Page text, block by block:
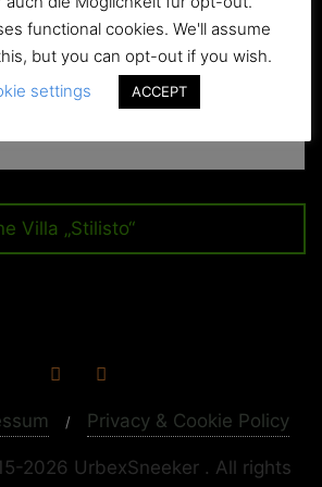
Villa „Stilisto“
Privacy & Cookie Policy
2026 UrbexSneeker . All rights
functional cookies. We'll assume
but you can opt-out if you wish.
settings
ACCEPT